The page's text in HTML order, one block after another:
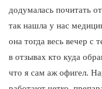
додумалась почитать
так нашла у нас
она тогда весь вечер
в отзывах кто куда
что я сам аж офигел.